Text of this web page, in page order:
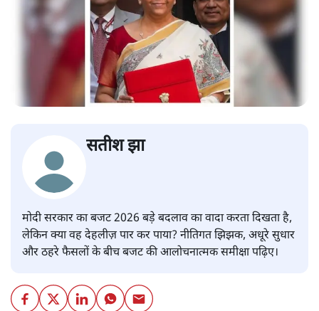
सतीश झा
मोदी सरकार का बजट 2026 बड़े बदलाव का वादा करता दिखता है,
लेकिन क्या वह देहलीज़ पार कर पाया? नीतिगत झिझक, अधूरे सुधार
और ठहरे फैसलों के बीच बजट की आलोचनात्मक समीक्षा पढ़िए।